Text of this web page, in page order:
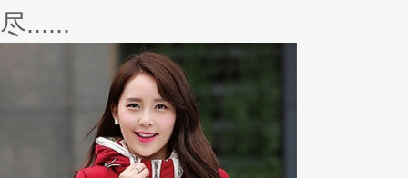
尽......